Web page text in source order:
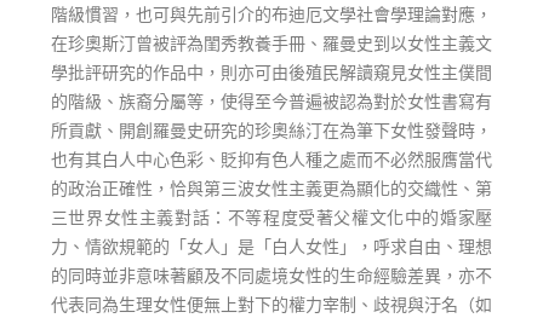
階級慣習，也可與先前引介的布迪厄文學社會學理論對應，
在珍奧斯汀曾被評為閨秀教養手冊、羅曼史到以女性主義文
學批評研究的作品中，則亦可由後殖民解讀窺見女性主僕間
的階級、族裔分屬等，使得至今普遍被認為對於女性書寫有
所貢獻、開創羅曼史研究的珍奧絲汀在為筆下女性發聲時，
也有其白人中心色彩、貶抑有色人種之處而不必然服膺當代
的政治正確性，恰與第三波女性主義更為顯化的交織性、第
三世界女性主義對話：不等程度受著父權文化中的婚家壓
力、情欲規範的「女人」是「白人女性」，呼求自由、理想
的同時並非意味著顧及不同處境女性的生命經驗差異，亦不
代表同為生理女性便無上對下的權力宰制、歧視與汙名（如